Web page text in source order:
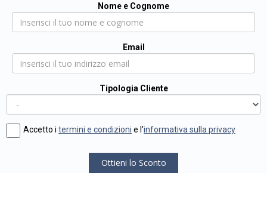
Nome e Cognome
Email
Tipologia Cliente
Accetto i termini e condizioni e l'informativa sulla privacy
Ottieni lo Sconto